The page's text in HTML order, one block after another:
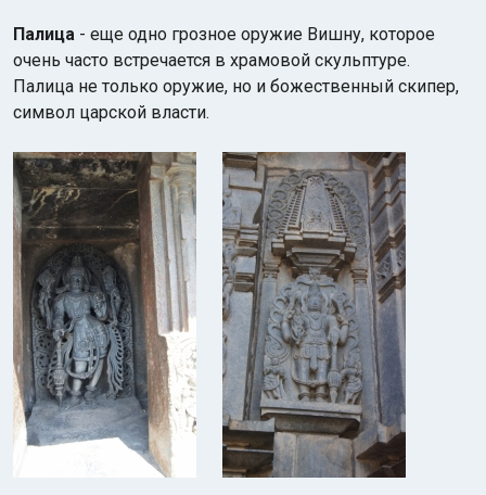
Палица - еще одно грозное оружие Вишну, которое
очень часто встречается в храмовой скульптуре.
Палица не только оружие, но и божественный скипер,
символ царской власти.